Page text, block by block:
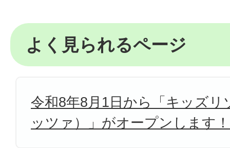
よく見られるページ
令和8年8月1日から「キッズリ
ッツァ）」がオープンします！